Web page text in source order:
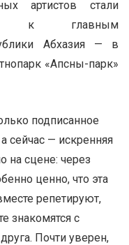
артистов стали
к главным
Абхазия — в
«Апсны-парк»
подписанное
сейчас — искренняя
на сцене: через
ценно, что эта
репетируют,
знакомятся с
Почти уверен,